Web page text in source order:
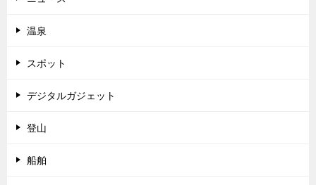
温泉
スポット
デジタルガジェット
登山
船舶